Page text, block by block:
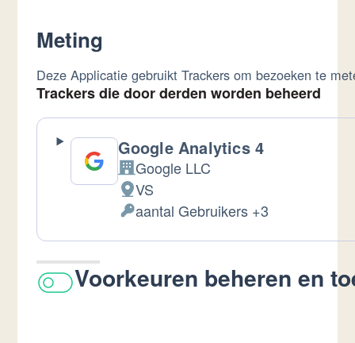
Meting
Deze Applicatie gebruikt Trackers om bezoeken te
Trackers die door derden worden beheerd
Google Analytics 4
Bedrijf:
Google LLC
Verwerkingslocatie:
VS
Verwerkte
Persoonsgegevens:
aantal Gebruikers +3
Voorkeuren beheren en